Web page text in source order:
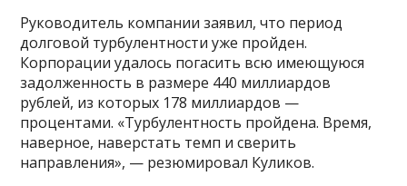
Руководитель компании заявил, что период
долговой турбулентности уже пройден.
Корпорации удалось погасить всю имеющуюся
задолженность в размере 440 миллиардов
рублей, из которых 178 миллиардов —
процентами. «Турбулентность пройдена. Время,
наверное, наверстать темп и сверить
направления», — резюмировал Куликов.